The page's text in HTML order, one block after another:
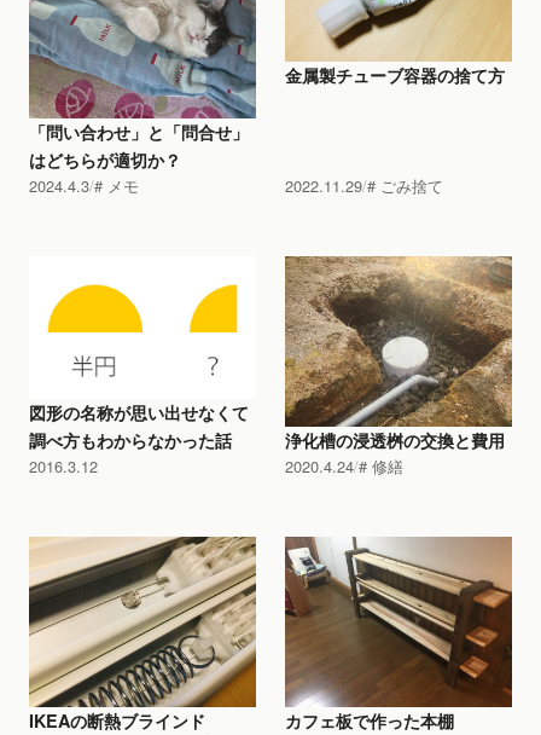
「問い合わせ」と「問合せ」
はどちらが適切か？
2024.4.3 メモ
金属製チューブ容器の捨て方
2022.11.29 ごみ捨て
図形の名称が思い出せなくて
調べ方もわからなかった話
2016.3.12
浄化槽の浸透桝の交換と費用
2020.4.24 修繕
IKEAの断熱ブラインド
カフェ板で作った本棚